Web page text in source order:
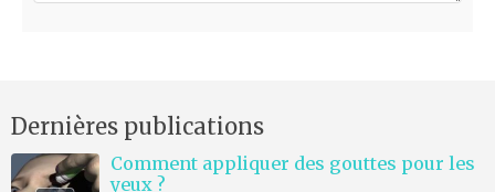
t
*
Dernières publications
Comment appliquer des gouttes pour les
yeux ?